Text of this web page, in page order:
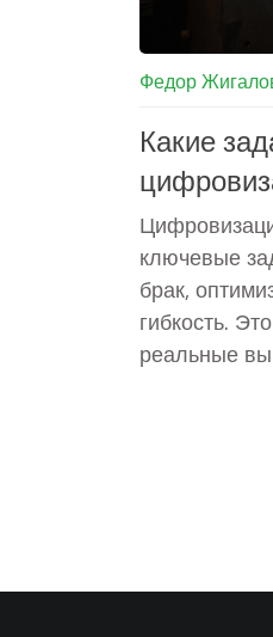
Федор
Какие
ключевые
брак,
гибкость.
реальные